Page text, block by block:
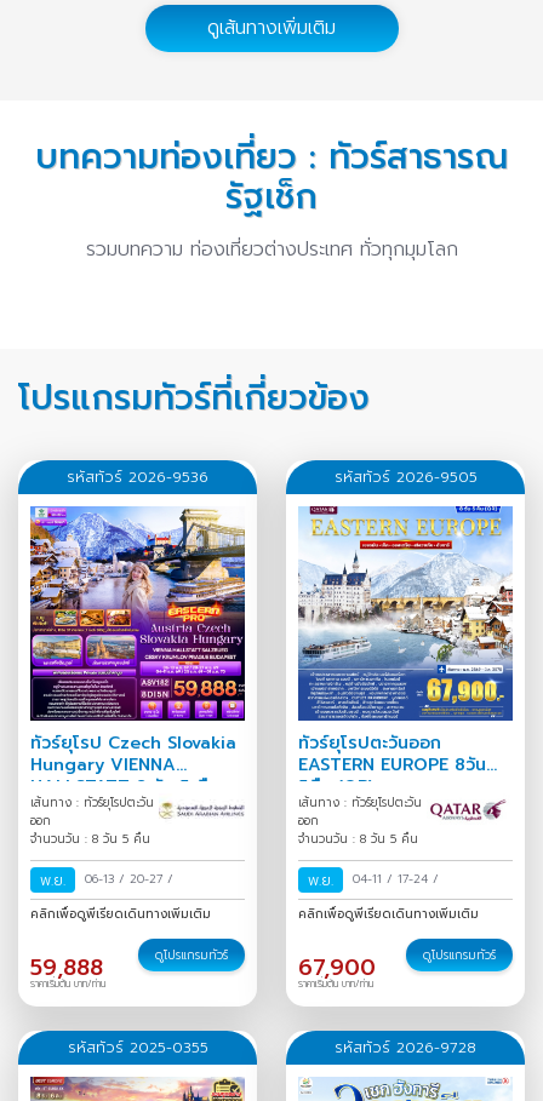
ทัวร์เวียดนาม
14 บทความ
ทัวร์ยุโรปตะวันออก
1 บทความ
ดูเส้นทางเพิ่มเติม
บทความท่องเที่ยว : ทัวร์สาธารณ
รัฐเช็ก
รวมบทความ ท่องเที่ยวต่างประเทศ ทั่วทุกมุมโลก
โปรแกรมทัวร์ที่เกี่ยวข้อง
รหัสทัวร์ 2026-9536
ทัวร์ยุโรป Czech Slovakia
Hungary VIENNA
HALLSTATT 8 วัน 5 คืน
เส้นทาง : ทัวร์ยุโรปตะวัน
ออก
จำนวนวัน : 8 วัน 5 คืน
พ.ย. 06-13 / 20-27 /
คลิกเพื่อดูพีเรียดเดินทางเพิ่มเติม
59,888
ราคาเริ่มต้น บาท/ท่าน
ดูโปรแกรมทัวร์
รหัสทัวร์ 2026-9505
ทัวร์ยุโรปตะวันออก
EASTERN EUROPE 8วัน
5คืน (QR)
เส้นทาง : ทัวร์ยุโรปตะวัน
ออก
จำนวนวัน : 8 วัน 5 คืน
พ.ย. 04-11 / 17-24 /
คลิกเพื่อดูพีเรียดเดินทางเพิ่มเติม
67,900
ราคาเริ่มต้น บาท/ท่าน
ดูโปรแกรมทัวร์
รหัสทัวร์ 2025-0355 รหัสทัวร์ 2026-9728